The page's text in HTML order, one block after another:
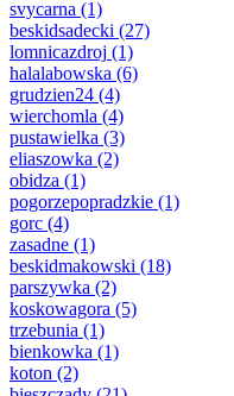
svycarna (1)
beskidsadecki (27)
lomnicazdroj (1)
halalabowska (6)
grudzien24 (4)
wierchomla (4)
pustawielka (3)
eliaszowka (2)
obidza (1)
pogorzepopradzkie (1)
gorc (4)
zasadne (1)
beskidmakowski (18)
parszywka (2)
koskowagora (5)
trzebunia (1)
bienkowka (1)
koton (2)